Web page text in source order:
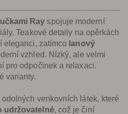
Ray spojuje moderní
Teakové detaily na opěrkách
eleganci, zatímco lanový
vzhled. Nízký, ale velmi
pro odpočinek a relaxaci.
varianty.
venkovních látek, které
udržovatelné, což je činí